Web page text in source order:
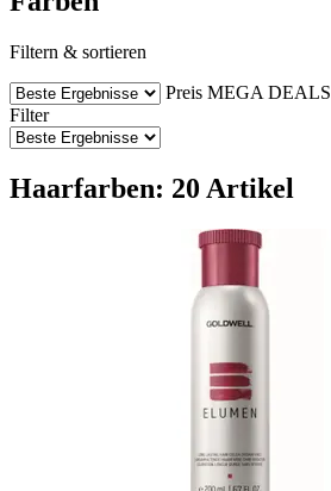
Filtern & sortieren
Preis MEGA DEALS
Filter
Haarfarben: 20 Artikel